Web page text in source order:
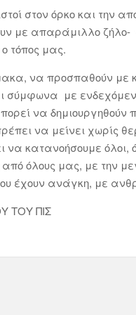
στον όρκο και την
με απαράμιλλο
τόπος μας.
να προσπαθούν με
σύμφωνα με
να
να μείνει χωρίς
κατανοήσουμε όλοι,
από όλους μας, με την
έχουν ανάγκη, με
ΤΟΥ ΠΙΣ